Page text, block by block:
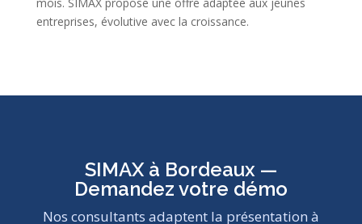
entreprises, évolutive avec la croissance.
SIMAX à Bordeaux —
Demandez votre démo
Nos consultants adaptent la présentation à